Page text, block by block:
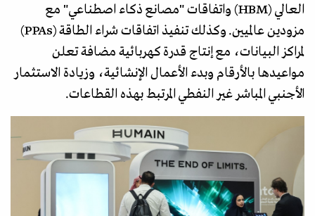
العالي (HBM) واتفاقات "مصانع ذكاء اصطناعي" مع
مزودين عالميين. وكذلك تنفيذ اتفاقات شراء الطاقة (PPAs)
لمراكز البيانات، مع إنتاج قدرة كهربائية مضافة تعلن
مواعيدها بالأرقام وبدء الأعمال الإنشائية، وزيادة الاستثمار
الأجنبي المباشر غير النفطي المرتبط بهذه القطاعات.